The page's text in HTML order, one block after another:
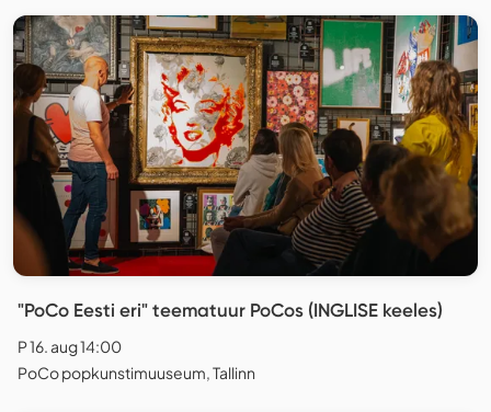
"PoCo Eesti eri" teematuur PoCos (INGLISE keeles)
P 16. aug 14:00
PoCo popkunstimuuseum, Tallinn